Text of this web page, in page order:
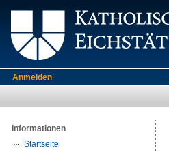
Anmelden
Informationen
Startseite